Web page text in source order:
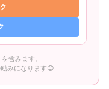
含みます。
みになります😊